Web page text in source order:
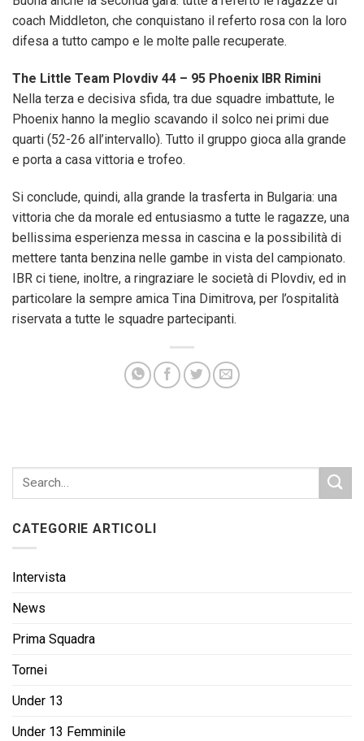
coach Middleton, che conquistano il referto rosa con la loro
difesa a tutto campo e le molte palle recuperate.
The Little Team Plovdiv 44 – 95 Phoenix IBR Rimini
Nella terza e decisiva sfida, tra due squadre imbattute, le
Phoenix hanno la meglio scavando il solco nei primi due
quarti (52-26 all’intervallo). Tutto il gruppo gioca alla grande
e porta a casa vittoria e trofeo.
Si conclude, quindi, alla grande la trasferta in Bulgaria: una
vittoria che da morale ed entusiasmo a tutte le ragazze, una
bellissima esperienza messa in cascina e la possibilità di
mettere tanta benzina nelle gambe in vista del campionato.
IBR ci tiene, inoltre, a ringraziare le società di Plovdiv, ed in
particolare la sempre amica Tina Dimitrova, per l’ospitalità
riservata a tutte le squadre partecipanti.
CATEGORIE ARTICOLI
Intervista
News
Prima Squadra
Tornei
Under 13
Under 13 Femminile